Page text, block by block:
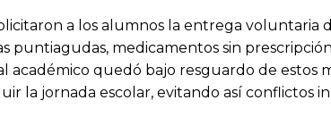
a los alumnos la entrega
puntiagudas, medicamentos sin
académico quedó bajo resguardo de
la jornada escolar, evitando así conflictos